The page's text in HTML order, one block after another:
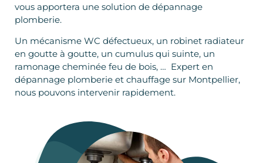
vous apportera une solution de dépannage
plomberie.
Un mécanisme WC défectueux, un robinet radiateur
en goutte à goutte, un cumulus qui suinte, un
ramonage cheminée feu de bois, … Expert en
dépannage plomberie et chauffage sur Montpellier,
nous pouvons intervenir rapidement.